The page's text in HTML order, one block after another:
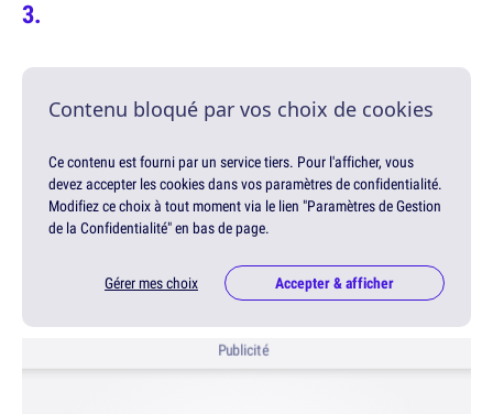
Contenu bloqué par vos choix de cookies
Ce contenu est fourni par un service tiers. Pour l'afficher, vous
devez accepter les cookies dans vos paramètres de confidentialité.
Modifiez ce choix à tout moment via le lien "Paramètres de Gestion
de la Confidentialité" en bas de page.
Gérer mes choix Accepter & afficher
Publicité